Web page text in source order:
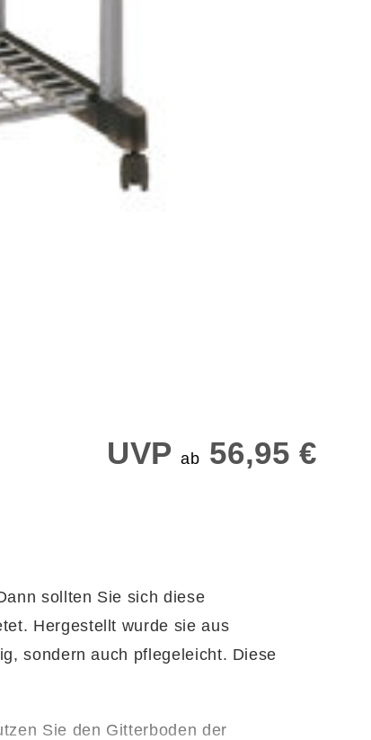
UVPab 56,95 €
sollten Sie sich diese
Hergestellt wurde sie aus
sondern auch pflegeleicht. Diese
Sie den Gitterboden der